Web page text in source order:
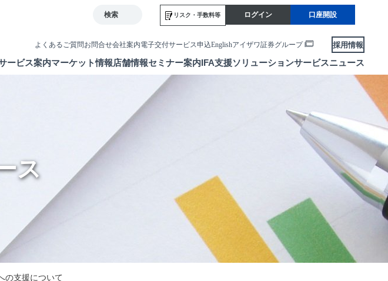
検索 リスク・ 手数料等 ログイン 口座開設
よくあるご質問お問合せ会社案内電子交付サービス申込Englishアイザワ証券グループ 採用情報
ービス案内マーケット情報店舗情報セミナー案内IFA支援ソリューションサービスニュース
ス
の支援について